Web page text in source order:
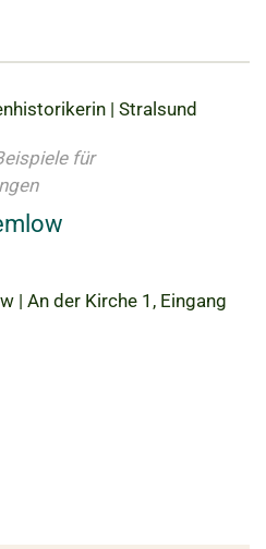
| Stralsund
für
| An der Kirche 1, Eingang